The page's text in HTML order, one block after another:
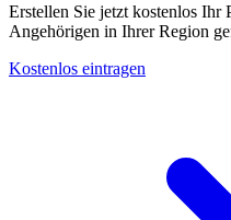
Erstellen Sie jetzt kostenlos Ihr
Angehörigen in Ihrer Region
Kostenlos eintragen